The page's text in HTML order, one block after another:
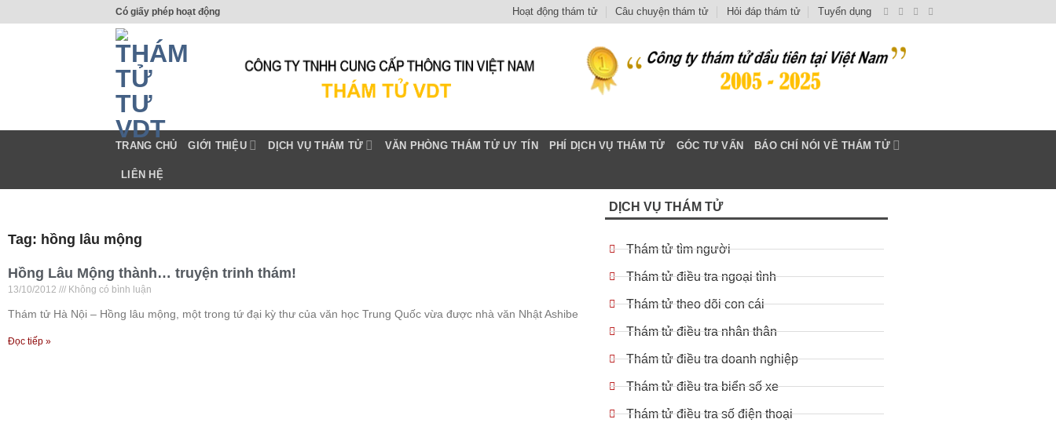
Có giấy phép hoạt động Hoạt động thám tử Câu chuyện thám tử Hỏi đáp thám tử Tuyển dụng
TRANG CHỦ GIỚI THIỆU DỊCH VỤ THÁM TỬ VĂN PHÒNG THÁM TỬ UY TÍN PHÍ DỊCH VỤ THÁM TỬ GÓC TƯ VẤN BÁO CHÍ NÓI VỀ THÁM TỬ
LIÊN HỆ
Tag: hồng lâu mộng
Hồng Lâu Mộng thành… truyện trinh thám!
13/10/2012 Không có bình luận
Thám tử Hà Nội – Hồng lâu mộng, một trong tứ đại kỳ thư của văn học Trung Quốc vừa được nhà văn Nhật Ashibe
Đọc tiếp »
DỊCH VỤ THÁM TỬ
Thám tử tìm người
Thám tử điều tra ngoại tình
Thám tử theo dõi con cái
Thám tử điều tra nhân thân
Thám tử điều tra doanh nghiệp
Thám tử điều tra biển số xe
Thám tử điều tra số điện thoại